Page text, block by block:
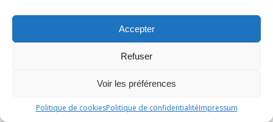
Accepter
Refuser
Voir les préférences
Politique de cookiesPolitique de confidentialitéImpressum